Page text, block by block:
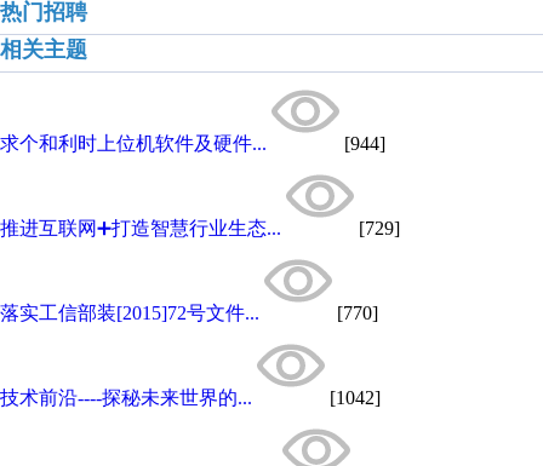
热门招聘
相关主题
求个和利时上位机软件及硬件... [944]
推进互联网➕打造智慧行业生态... [729]
落实工信部装[2015]72号文件... [770]
技术前沿----探秘未来世界的... [1042]